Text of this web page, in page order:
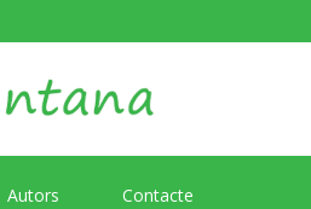
Autors Contacte